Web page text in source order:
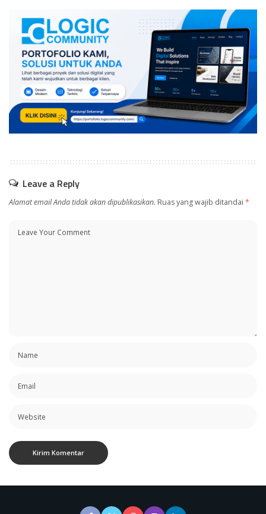
Leave a Reply
Alamat email Anda tidak akan dipublikasikan. Ruas yang wajib ditandai *